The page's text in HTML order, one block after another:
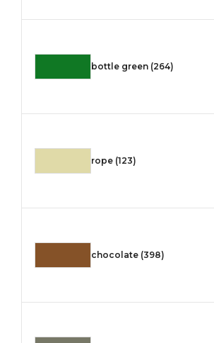
bottle green (264)
rope (123)
chocolate (398)